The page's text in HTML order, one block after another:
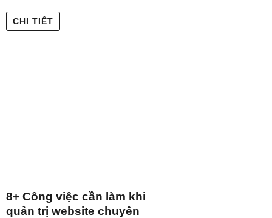
CHI TIẾT
8+ Công việc cần làm khi
quản trị website chuyên